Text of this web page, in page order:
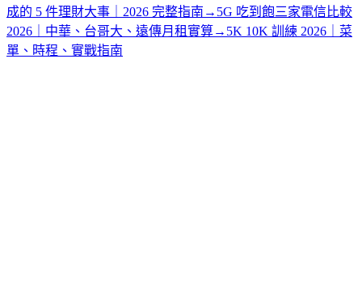
成的 5 件理財大事｜2026 完整指南 → 5G 吃到飽三家電信比較
2026｜中華、台哥大、遠傳月租實算→ 5K 10K 訓練 2026｜菜
單、時程、實戰指南